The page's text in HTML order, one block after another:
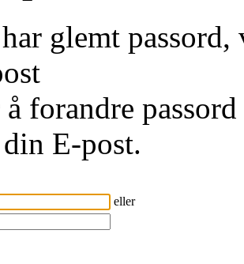
glemt
forandre
E-post.
eller